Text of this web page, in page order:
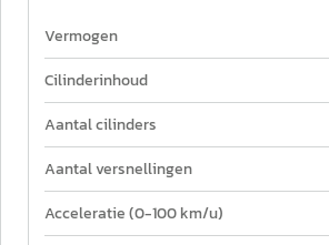
Vermogen
Cilinderinhoud
Aantal cilinders
Aantal versnellingen
Acceleratie (0-100 km/u)